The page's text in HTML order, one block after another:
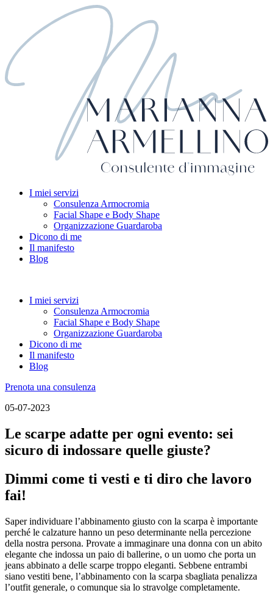
I miei servizi
Consulenza Armocromia
Facial Shape e Body Shape
Organizzazione Guardaroba
Dicono di me
Il manifesto
Blog
I miei servizi
Consulenza Armocromia
Facial Shape e Body Shape
Organizzazione Guardaroba
Dicono di me
Il manifesto
Blog
Prenota una consulenza
05-07-2023
Le scarpe adatte per ogni evento: sei
sicuro di indossare quelle giuste?
Dimmi come ti vesti e ti diro che lavoro
fai!
Saper individuare l’abbinamento giusto con la scarpa è importante
perché le calzature hanno un peso determinante nella percezione
della nostra persona. Provate a immaginare una donna con un abito
elegante che indossa un paio di ballerine, o un uomo che porta un
jeans abbinato a delle scarpe troppo eleganti. Sebbene entrambi
siano vestiti bene, l’abbinamento con la scarpa sbagliata penalizza
l’outfit generale, o comunque sia lo stravolge completamente.